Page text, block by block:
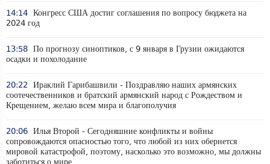
14:14 Конгресс США достиг соглашения по вопросу бюджета на
2024 год
13:58 По прогнозу синоптиков, с 9 января в Грузии ожидаются
осадки и похолодание
20:22 Ираклий Гарибашвили - Поздравляю наших армянских
соотечественников и братский армянский народ с Рождеством и
Крещением, желаю всем мира и благополучия
20:06 Илья Второй - Сегодняшние конфликты и войны
сопровождаются опасностью того, что любой из них обернется
мировой катастрофой, поэтому, насколько это возможно, мы должны
заботиться о мире